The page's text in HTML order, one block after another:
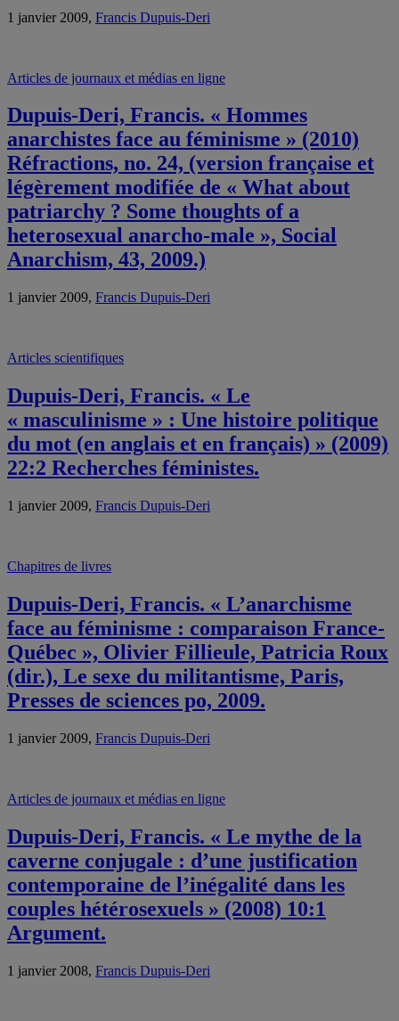
1 janvier 2009, Francis Dupuis-Deri
Articles de journaux et médias en ligne
Dupuis-Deri, Francis. « Hommes
anarchistes face au féminisme » (2010)
Réfractions, no. 24, (version française et
légèrement modifiée de « What about
patriarchy ? Some thoughts of a
heterosexual anarcho-male », Social
Anarchism, 43, 2009.)
1 janvier 2009, Francis Dupuis-Deri
Articles scientifiques
Dupuis-Deri, Francis. « Le
« masculinisme » : Une histoire politique
du mot (en anglais et en français) » (2009)
22:2 Recherches féministes.
1 janvier 2009, Francis Dupuis-Deri
Chapitres de livres
Dupuis-Deri, Francis. « L’anarchisme
face au féminisme : comparaison France-
Québec », Olivier Fillieule, Patricia Roux
(dir.), Le sexe du militantisme, Paris,
Presses de sciences po, 2009.
1 janvier 2009, Francis Dupuis-Deri
Articles de journaux et médias en ligne
Dupuis-Deri, Francis. « Le mythe de la
caverne conjugale : d’une justification
contemporaine de l’inégalité dans les
couples hétérosexuels » (2008) 10:1
Argument.
1 janvier 2008, Francis Dupuis-Deri